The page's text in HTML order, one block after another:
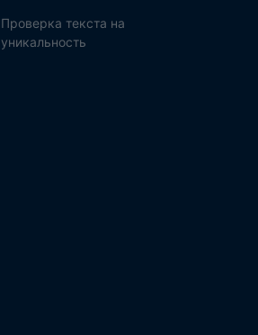
Проверка текста на
уникальность